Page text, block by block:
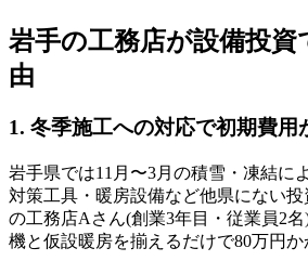
岩手の工務店が設備投資
由
1. 冬季施工への対応で初期費用
岩手県では11月〜3月の積雪・凍結に
対策工具・暖房設備など他県にない
の工務店Aさん(創業3年目・従業員2
機と仮設暖房を揃えるだけで80万円か